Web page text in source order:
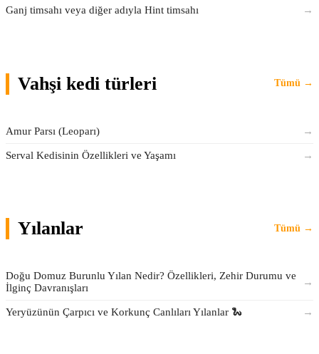
Ganj timsahı veya diğer adıyla Hint timsahı →
Vahşi kedi türleri Tümü →
Amur Parsı (Leoparı) →
Serval Kedisinin Özellikleri ve Yaşamı →
Yılanlar Tümü →
Doğu Domuz Burunlu Yılan Nedir? Özellikleri, Zehir Durumu ve
İlginç Davranışları
→
Yeryüzünün Çarpıcı ve Korkunç Canlıları Yılanlar 🐍 →